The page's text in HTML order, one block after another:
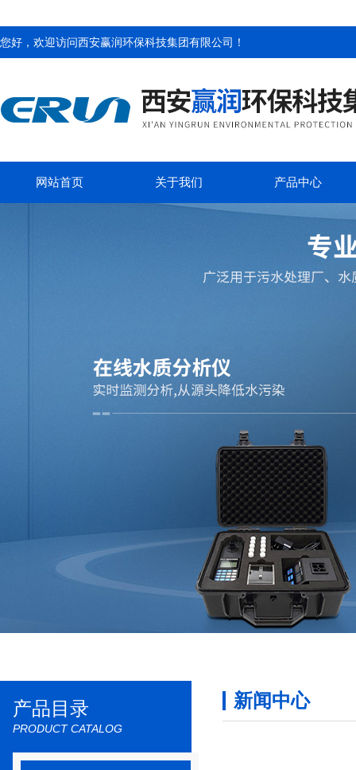
您好，欢迎访问西安赢润环保科技集团有限公司 ！
网站首页 关于我们 产品中心
产品目录
PRODUCT CATALOG
新闻中心